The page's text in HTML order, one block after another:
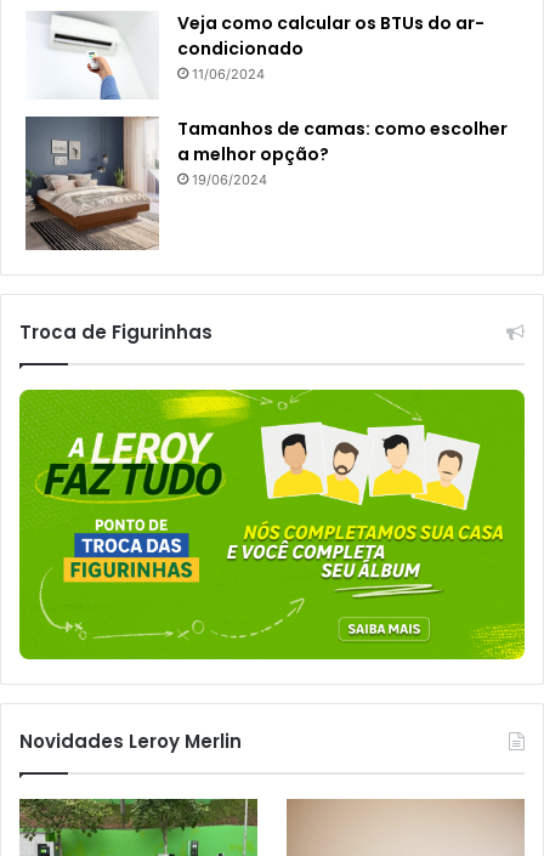
Veja como calcular os BTUs do ar-
condicionado
11/06/2024
Tamanhos de camas: como escolher
a melhor opção?
19/06/2024
Troca de Figurinhas
Novidades Leroy Merlin